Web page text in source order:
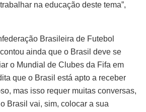
na educação deste tema”,
Brasileira de Futebol
ainda que o Brasil deve se
o Mundial de Clubes da Fifa em
que o Brasil está apto a receber
mas isso requer muitas conversas,
Brasil vai, sim, colocar a sua